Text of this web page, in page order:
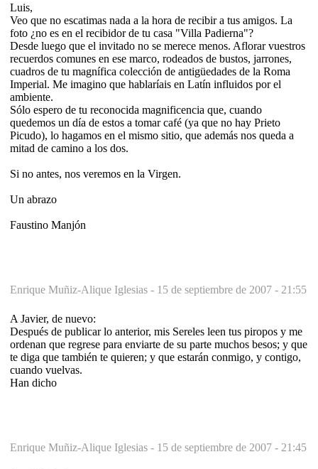
Luis,
Veo que no escatimas nada a la hora de recibir a tus amigos. La
foto ¿no es en el recibidor de tu casa "Villa Padierna"?
Desde luego que el invitado no se merece menos. Aflorar vuestros
recuerdos comunes en ese marco, rodeados de bustos, jarrones,
cuadros de tu magnífica colección de antigüedades de la Roma
Imperial. Me imagino que hablaríais en Latín influidos por el
ambiente.
Sólo espero de tu reconocida magnificencia que, cuando
quedemos un día de estos a tomar café (ya que no hay Prieto
Picudo), lo hagamos en el mismo sitio, que además nos queda a
mitad de camino a los dos.
Si no antes, nos veremos en la Virgen.
Un abrazo
Faustino Manjón
Enrique Muñiz-Alique Iglesias - 15 de septiembre de 2007 - 21:55
A Javier, de nuevo:
Después de publicar lo anterior, mis Sereles leen tus piropos y me
ordenan que regrese para enviarte de su parte muchos besos; y que
te diga que también te quieren; y que estarán conmigo, y contigo,
cuando vuelvas.
Han dicho
Enrique Muñiz-Alique Iglesias - 15 de septiembre de 2007 - 21:45